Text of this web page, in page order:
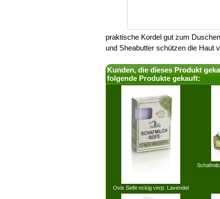
praktische Kordel gut zum
und Sheabutter schützen die Haut
Kunden, die dieses Produkt
folgende Produkte gekauft:
Ovis Seife eckig verp. Lavendel